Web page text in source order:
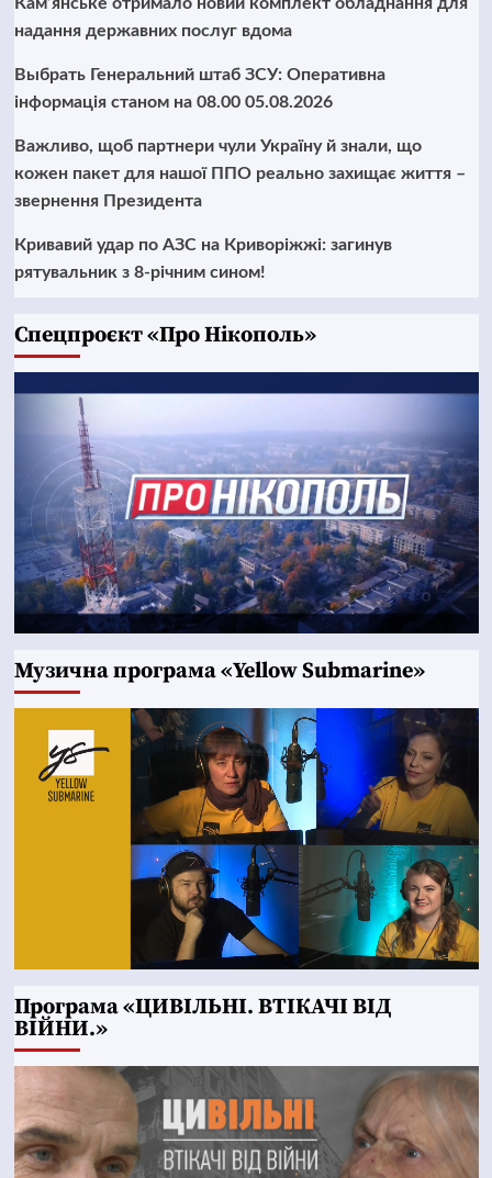
надання державних послуг вдома
Выбрать Генеральний штаб ЗСУ: Оперативна
інформація станом на 08.00 05.08.2026
Важливо, щоб партнери чули Україну й знали, що
кожен пакет для нашої ППО реально захищає життя –
звернення Президента
Кривавий удар по АЗС на Криворіжжі: загинув
рятувальник з 8-річним сином!
Cпецпроєкт «Про Нікополь»
Музична програма «Yellow Submarine»
Програма «ЦИВІЛЬНІ. ВТІКАЧІ ВІД
ВІЙНИ.»